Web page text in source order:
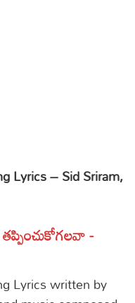
Songs
Lyrics – Sid Sriram,
-
Lyrics written by